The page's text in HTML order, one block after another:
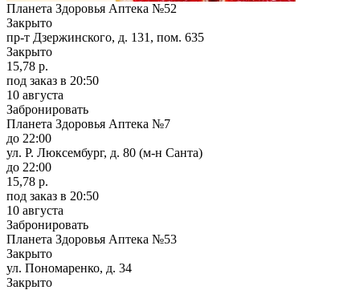
Планета Здоровья Аптека №52
Закрыто
пр-т Дзержинского, д. 131, пом. 635
Закрыто
15,78 р.
под заказ в 20:50
10 августа
Забронировать
Планета Здоровья Аптека №7
до 22:00
ул. Р. Люксембург, д. 80 (м-н Санта)
до 22:00
15,78 р.
под заказ в 20:50
10 августа
Забронировать
Планета Здоровья Аптека №53
Закрыто
ул. Пономаренко, д. 34
Закрыто